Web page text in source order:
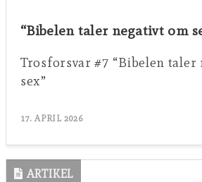
“Bibelen taler negativt om
Trosforsvar #7 “Bibelen taler
sex”
17. APRIL 2026
ARTIKEL